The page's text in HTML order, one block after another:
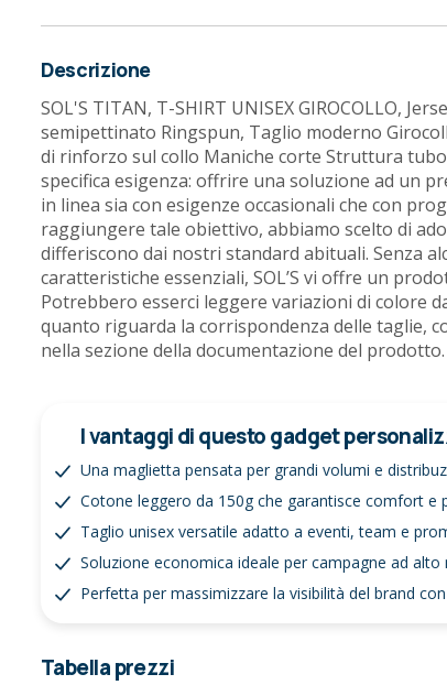
Descrizione
SOL'S TITAN, T-SHIRT UNISEX GIROCOLLO,
semipettinato Ringspun, Taglio moderno
di rinforzo sul collo Maniche corte Struttura
specifica esigenza: offrire una soluzione ad un
in linea sia con esigenze occasionali che con
raggiungere tale obiettivo, abbiamo scelto di
differiscono dai nostri standard abituali. Senza
caratteristiche essenziali, SOL’S vi offre un
Potrebbero esserci leggere variazioni di colore
quanto riguarda la corrispondenza delle taglie,
nella sezione della documentazione del prodotto.
I vantaggi di questo gadget
Una maglietta pensata per grandi volumi e
Cotone leggero da 150g che garantisce comfort e
Taglio unisex versatile adatto a eventi, team e
Soluzione economica ideale per campagne ad alto
Perfetta per massimizzare la visibilità del brand
Tabella prezzi